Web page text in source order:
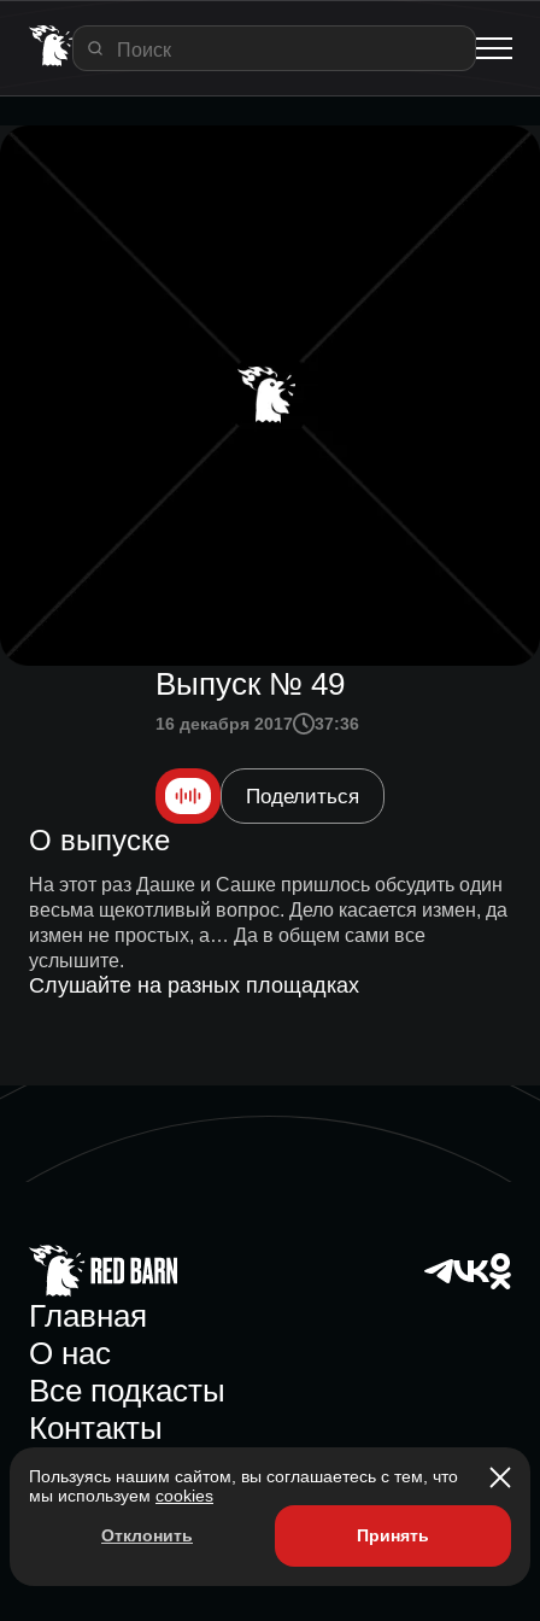
Выпуск № 49
16 декабря 2017 37:36
Поделиться
О выпуске
На этот раз Дашке и Сашке пришлось обсудить один
весьма щекотливый вопрос. Дело касается измен, да
измен не простых, а… Да в общем сами все
услышите.
Слушайте на разных площадках
Главная
О нас
Все подкасты
Контакты
Состоит в ассоциации с 2023
Пользуясь нашим сайтом, вы соглашаетесь с тем, что
мы используем cookies
Отклонить Принять